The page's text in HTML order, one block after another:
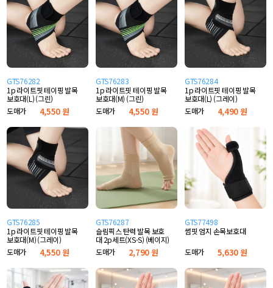
GTS76282
1p 라이트핏 테이핑 발목
보호대(L) (그린)
도매가
4,550 원
GTS76283
1p 라이트핏 테이핑 발목
보호대(M) (그린)
도매가
4,550 원
GTS76284
1p 라이트핏 테이핑 발목
보호대(L) (그레이)
도매가
4,490 원
GTS76285
1p 라이트핏 테이핑 발목
보호대(M) (그레이)
도매가
4,550 원
GTS76287
슬림픽스 탄력 발목 보호
대 2p세트(XS-S) (베이지)
도매가
2,790 원
GTS77498
썸핏 엄지 손목보호대
도매가
5,630 원